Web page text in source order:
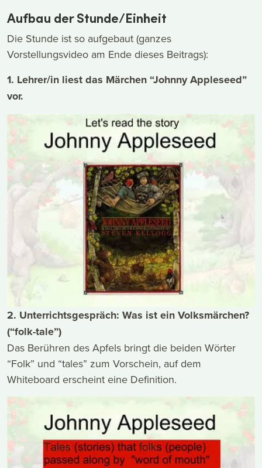
Aufbau der Stunde/Einheit
Die Stunde ist so aufgebaut (ganzes
Vorstellungsvideo am Ende dieses Beitrags):
1. Lehrer/in liest das Märchen “Johnny Appleseed”
vor.
2. Unterrichtsgespräch: Was ist ein Volksmärchen?
(“folk-tale”)
Das Berühren des Apfels bringt die beiden Wörter
“Folk” und “tales” zum Vorschein, auf dem
Whiteboard erscheint eine Definition.